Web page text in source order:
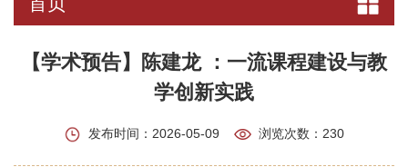
【学术预告】陈建龙 ：一流课程建设与教
学创新实践
发布时间：2026-05-09 浏览次数：230